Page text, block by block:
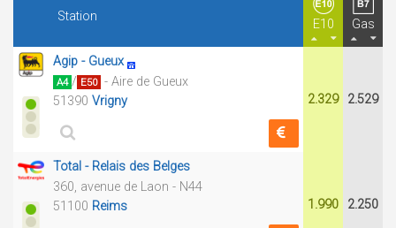
Station
E10 Gas
Agip - Gueux
A4 / E50 - Aire de Gueux
51390 Vrigny 2.329 2.529
Total - Relais des Belges
360, avenue de Laon - N44
51100 Reims 1.990 2.250